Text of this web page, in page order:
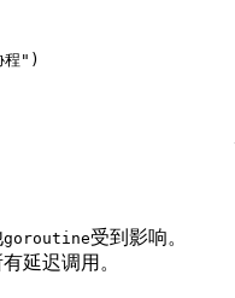
")
goroutine受到影响。
延迟调用。